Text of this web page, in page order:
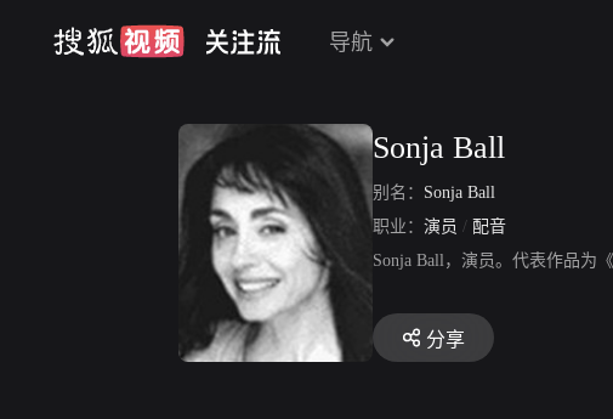
导航
Sonja Ball
别名： Sonja Ball
职业： 演员 / 配音
Sonja Ball，演员。代表作品为
分享